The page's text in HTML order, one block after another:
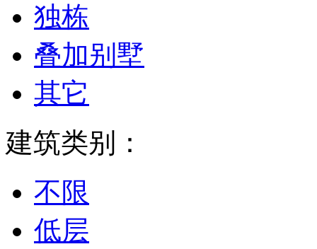
独栋
叠加别墅
其它
建筑类别：
不限
低层